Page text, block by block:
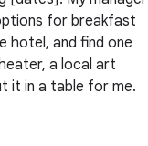
for breakfast
hotel, and find one
a local art
it in a table for me.